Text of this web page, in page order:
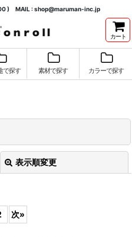
) MAIL : shop@maruman-inc.jp
カート
で探す 素材で探す カラーで探す
表示順変更
次»